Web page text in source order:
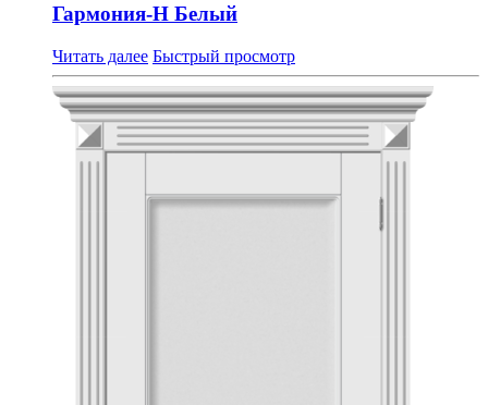
Гармония-Н Белый
Читать далее Быстрый просмотр